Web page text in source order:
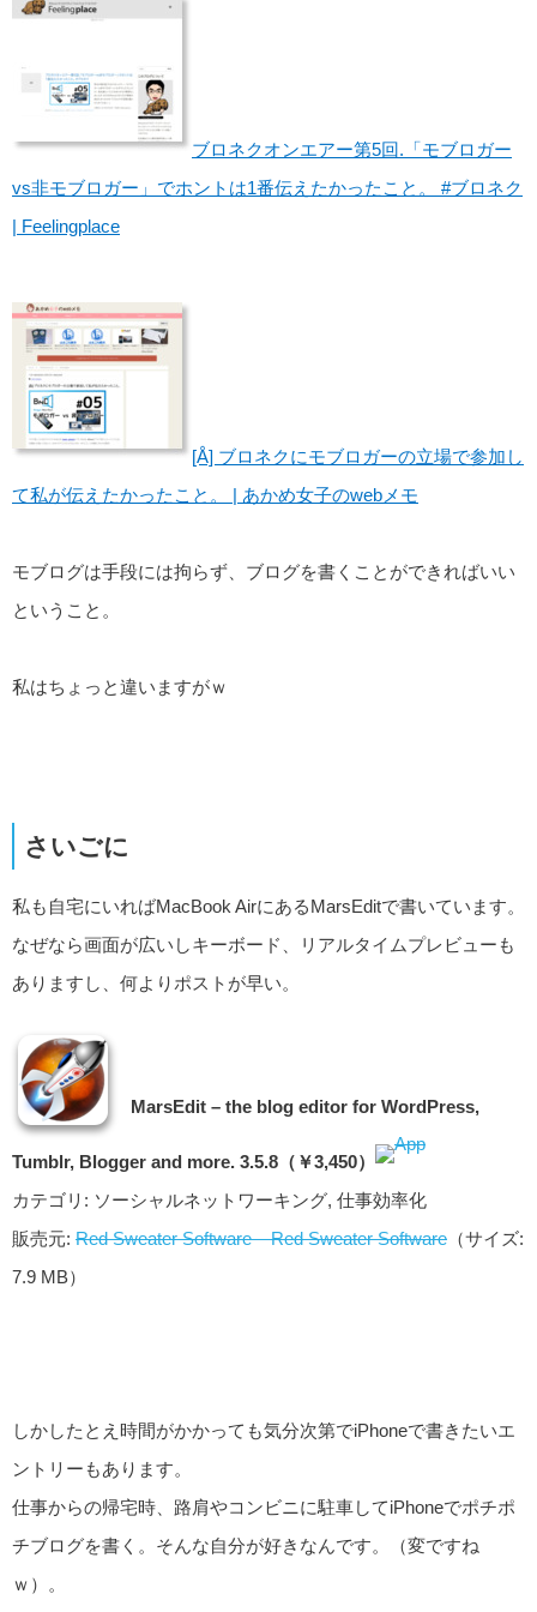
ブロネクオンエアー第5回.「モブロガー
vs非モブロガー」でホントは1番伝えたかったこと。 #ブロネク
| Feelingplace
[Å] ブロネクにモブロガーの立場で参加し
て私が伝えたかったこと。 | あかめ女子のwebメモ
モブログは手段には拘らず、ブログを書くことができればいい
ということ。
私はちょっと違いますがｗ
さいごに
私も自宅にいればMacBook AirにあるMarsEditで書いています。
なぜなら画面が広いしキーボード、リアルタイムプレビューも
ありますし、何よりポストが早い。
MarsEdit – the blog editor for WordPress,
Tumblr, Blogger and more. 3.5.8（￥3,450）
カテゴリ: ソーシャルネットワーキング, 仕事効率化
販売元: Red Sweater Software – Red Sweater Software （サイズ:
7.9 MB）
しかしたとえ時間がかかっても気分次第でiPhoneで書きたいエ
ントリーもあります。
仕事からの帰宅時、路肩やコンビニに駐車してiPhoneでポチポ
チブログを書く。そんな自分が好きなんです。（変ですね
ｗ）。